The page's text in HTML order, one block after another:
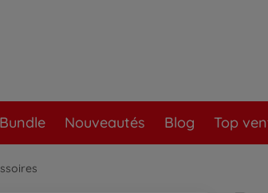
Nouveautés Blog Top